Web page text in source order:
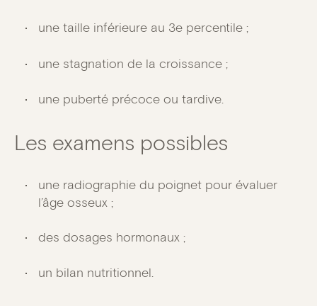
une taille inférieure au 3e percentile ;
une stagnation de la croissance ;
une puberté précoce ou tardive.
Les examens possibles
une radiographie du poignet pour évaluer
l’âge osseux ;
des dosages hormonaux ;
un bilan nutritionnel.